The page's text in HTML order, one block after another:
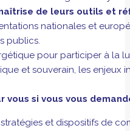
de leurs outils et
nationales et
publics.
pour participer à
et souverain, les
si vous vous
et dispositifs de